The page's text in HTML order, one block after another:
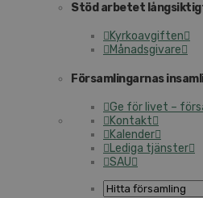
Stöd arbetet
Kyrkoavgiften
Månadsgivare
Församlingarnas
Ge för livet –
Kontakt
Kalender
Lediga tjänster
SAU